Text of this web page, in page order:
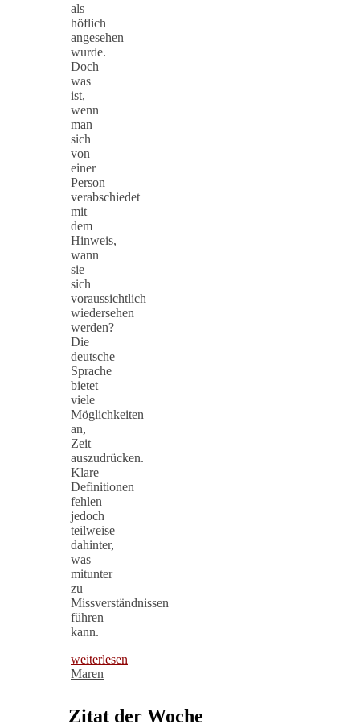
als
höflich
angesehen
wurde.
Doch
was
ist,
wenn
man
sich
von
einer
Person
verabschiedet
mit
dem
Hinweis,
wann
sie
sich
voraussichtlich
wiedersehen
werden?
Die
deutsche
Sprache
bietet
viele
Möglichkeiten
an,
Zeit
auszudrücken.
Klare
Definitionen
fehlen
jedoch
teilweise
dahinter,
was
mitunter
zu
Missverständnissen
führen
kann.
weiterlesen
Maren
Zitat der Woche